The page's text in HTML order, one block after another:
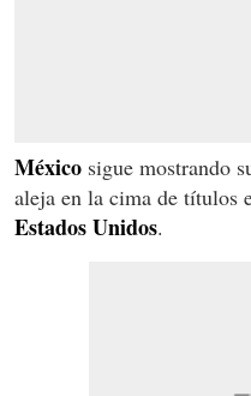
México sigue mostrando
aleja en la cima de títulos
Estados Unidos.